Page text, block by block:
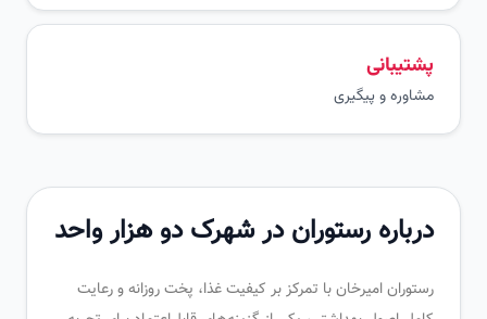
پشتیبانی
مشاوره و پیگیری
درباره رستوران در شهرک دو هزار واحد
رستوران امیرخان با تمرکز بر کیفیت غذا، پخت روزانه و رعایت